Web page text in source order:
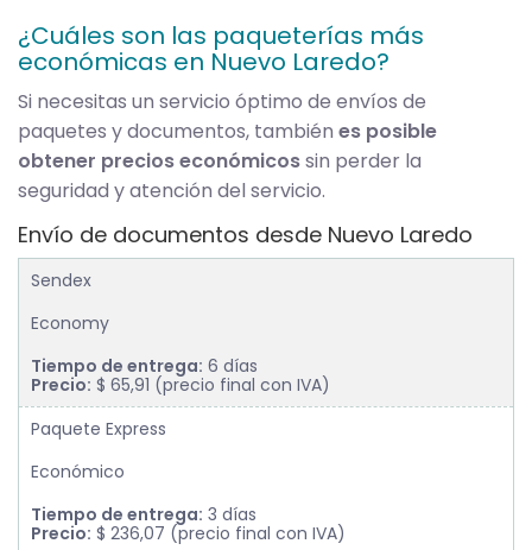
¿Cuáles son las paqueterías más
económicas en Nuevo Laredo?
Si necesitas un servicio óptimo de envíos de
paquetes y documentos, también es posible
obtener precios económicossin perder la
seguridad y atención del servicio.
Envío de documentos desde Nuevo Laredo
Sendex
Economy
Tiempo de entrega: 6 días
Precio: $ 65,91 (precio final con IVA)
Paquete Express
Económico
Tiempo de entrega: 3 días
Precio: $ 236,07 (precio final con IVA)